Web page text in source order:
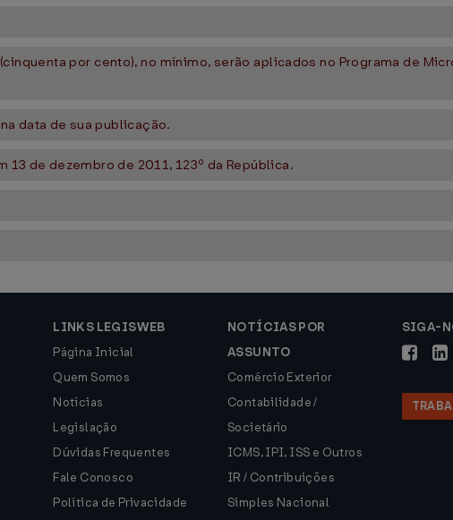
por cento), no mínimo, serão aplicados no Programa de
data de sua publicação.
13 de dezembro de 2011, 123º da República.
LINKS LEGISWEB
Página Inicial
Quem Somos
Notícias
Legislação
Dúvidas Frequentes
Fale Conosco
Política de Privacidade
NOTÍCIAS POR
ASSUNTO
Comércio Exterior
Contabilidade /
Societário
ICMS, IPI, ISS e Outros
IR / Contribuições
Simples Nacional
SIGA-